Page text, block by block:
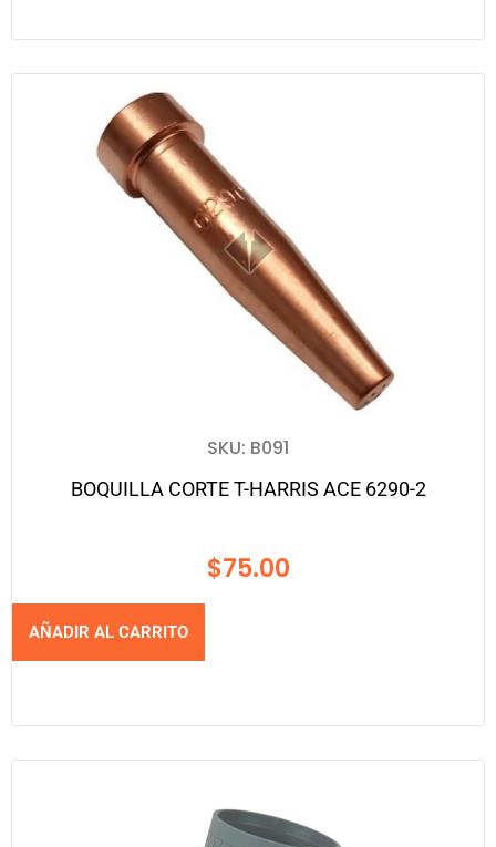
SKU: B091
BOQUILLA CORTE T-HARRIS ACE 6290-2
$75.00
AÑADIR AL CARRITO